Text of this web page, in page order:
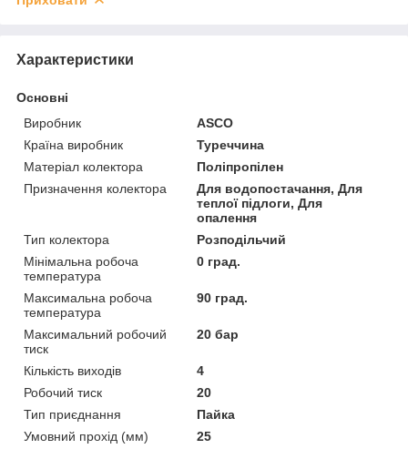
Характеристики
Основні
Виробник
ASCO
Країна виробник
Туреччина
Матеріал колектора
Поліпропілен
Призначення колектора
Для водопостачання, Для
теплої підлоги, Для
опалення
Тип колектора
Розподільчий
Мінімальна робоча
температура
0 град.
Максимальна робоча
температура
90 град.
Максимальний робочий
тиск
20 бар
Кількість виходів
4
Робочий тиск
20
Тип приєднання
Пайка
Умовний прохід (мм)
25